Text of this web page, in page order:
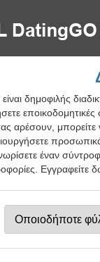
δημοφιλής
εποικοδομητικές
αρέσουν, μπορείτε
έναν
Εγγραφείτε